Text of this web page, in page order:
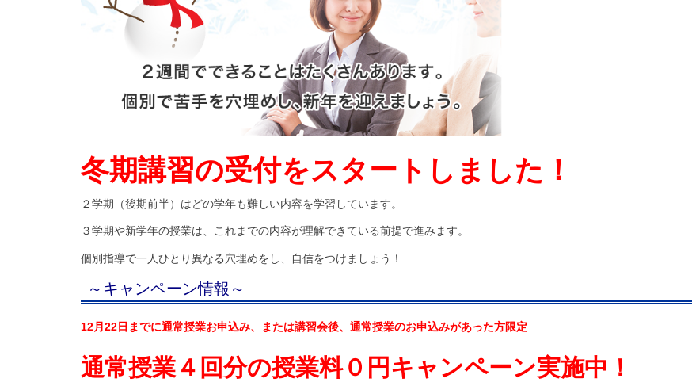
冬期講習の受付をスタートしました！
２学期（後期前半）はどの学年も難しい内容を学習しています。
３学期や新学年の授業は、これまでの内容が理解できている前提で進みます。
個別指導で一人ひとり異なる穴埋めをし、自信をつけましょう！
～キャンペーン情報～
12月22日までに通常授業お申込み、または講習会後、通常授業のお申込みがあった方限定
通常授業４回分の授業料０円キャンペーン実施中！